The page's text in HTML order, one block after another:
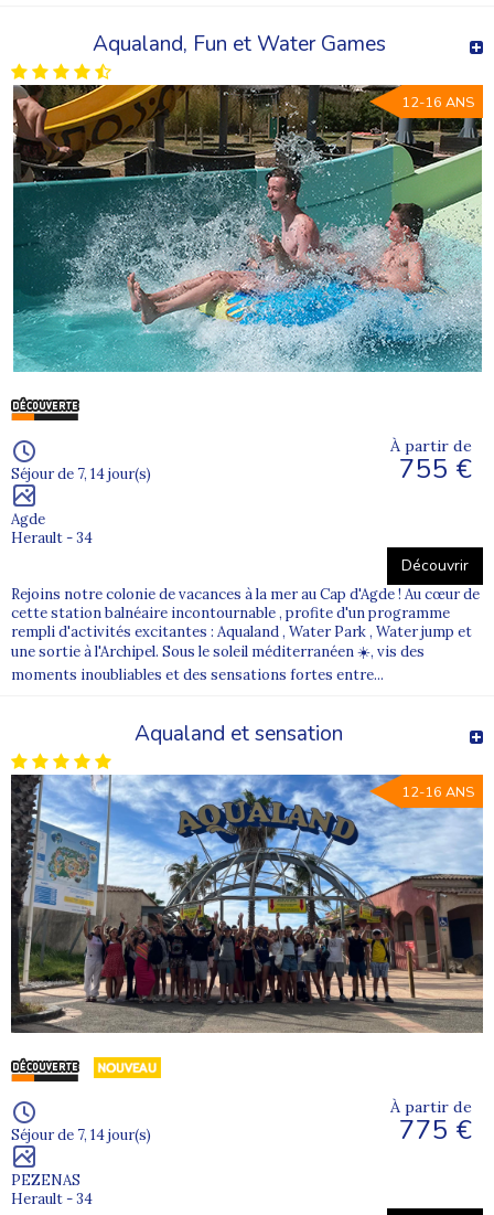
Aqualand, Fun et Water Games
12-16 ANS
Séjour de 7, 14 jour(s)
Agde
Herault - 34
À partir de
755 €
Découvrir
Rejoins notre colonie de vacances à la mer au Cap d'Agde ! Au cœur de
cette station balnéaire incontournable , profite d'un programme
rempli d'activités excitantes : Aqualand , Water Park , Water jump et
une sortie à l'Archipel. Sous le soleil méditerranéen ☀️, vis des
moments inoubliables et des sensations fortes entre...
Aqualand et sensation
12-16 ANS
Séjour de 7, 14 jour(s)
PEZENAS
Herault - 34
À partir de
775 €